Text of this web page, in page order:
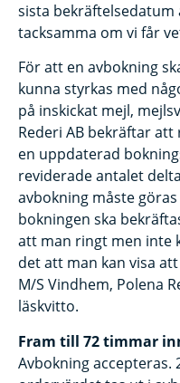
sista bekräftelsedatum
tacksamma om vi får
För att en avbokning
kunna styrkas med
på inskickat mejl,
Rederi AB bekräftar
en uppdaterad
reviderade antalet
avbokning måste
bokningen ska
att man ringt men inte
det att man kan visa
M/S Vindhem, Polena
läskvitto.
Fram till 72 timmar
Avbokning accepteras.